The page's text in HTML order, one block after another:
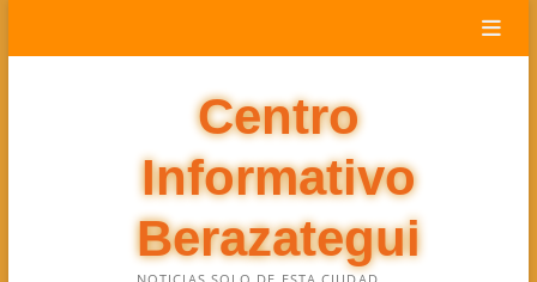
Centro
Informativo
Berazategui